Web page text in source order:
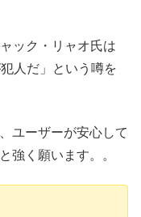
ック・リャオ氏は
人だ」という噂を
ユーザーが安心して
強く願います。。